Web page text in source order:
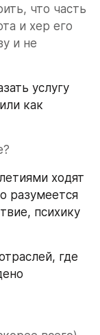
что часть
и хер его
и не
услугу
как
ходят
разумеется
психику
где